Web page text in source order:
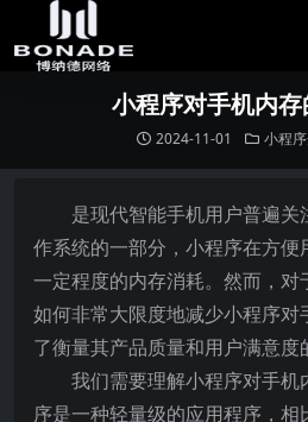
小程序对手机内
2024-11-01 小程
是现代智能手机用户普遍
作系统的一部分，小程序在方便
一定程度的内存消耗。然而，对
如何非常大限度地减少小程序对
了衡量其产品质量和用户满意度
我们需要理解小程序对手机
序是一种轻量级的应用程序，相